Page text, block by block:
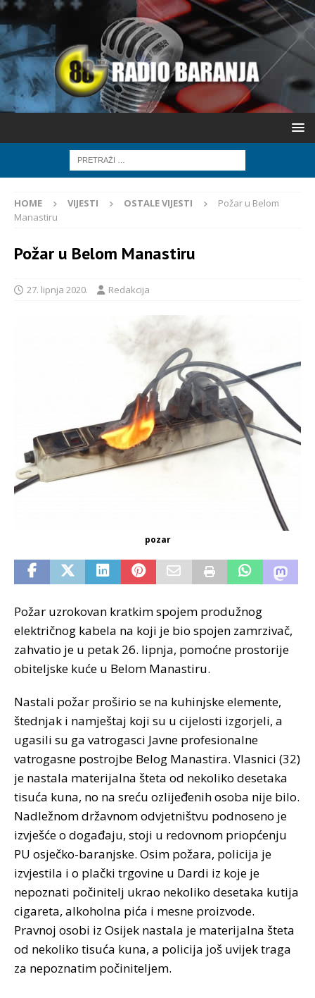
HOME VIJESTI OSTALE VIJESTI
Požar u Belom
Manastiru
Požar u Belom Manastiru
27. lipnja 2020. Redakcija
pozar
Požar uzrokovan kratkim spojem produžnog
električnog kabela na koji je bio spojen zamrzivač,
zahvatio je u petak 26. lipnja, pomoćne prostorije
obiteljske kuće u Belom Manastiru.
Nastali požar proširio se na kuhinjske elemente,
štednjak i namještaj koji su u cijelosti izgorjeli, a
ugasili su ga vatrogasci Javne profesionalne
vatrogasne postrojbe Belog Manastira. Vlasnici (32)
je nastala materijalna šteta od nekoliko desetaka
tisuća kuna, no na sreću ozlijeđenih osoba nije bilo.
Nadležnom državnom odvjetništvu podnoseno je
izvješće o događaju, stoji u redovnom priopćenju
PU osječko-baranjske. Osim požara, policija je
izvjestila i o plački trgovine u Dardi iz koje je
nepoznati počinitelj ukrao nekoliko desetaka kutija
cigareta, alkoholna pića i mesne proizvode.
Pravnoj osobi iz Osijek nastala je materijalna šteta
od nekoliko tisuća kuna, a policija još uvijek traga
za nepoznatim počiniteljem.